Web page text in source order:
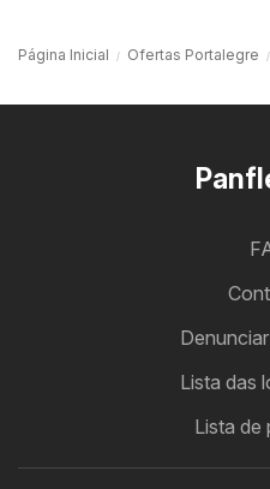
Página Inicial Ofertas Portalegre
Lista das
Lista de